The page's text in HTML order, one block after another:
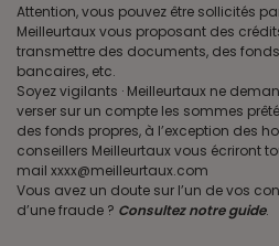
Attention, vous pouvez être sollicités
Meilleurtaux vous proposant des
transmettre des documents, des
bancaires, etc.
Soyez vigilants · Meilleurtaux ne
verser sur un compte les sommes
des fonds propres, à l’exception des
conseillers Meilleurtaux vous écriront
mail xxxx@meilleurtaux.com
Vous avez un doute sur l’un de vos
d’une fraude ? Consultez notre guide.